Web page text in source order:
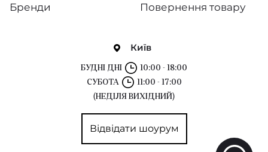
Київ
БУДНІ ДНІ
10:00 - 18:00
СУБОТА
11:00 - 17:00
(НЕДІЛЯ ВИХІДНИЙ)
Відвідати шоурум
Бренди
Повернення товару